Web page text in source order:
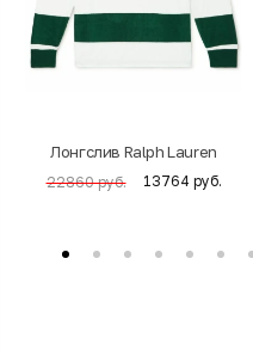
Лонгслив Ralph Lauren
22860 руб. 13764 руб.